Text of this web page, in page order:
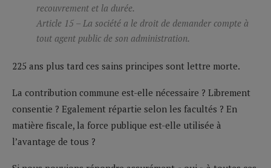
recouvrement et la durée.
Article 15 – La société a le droit de demander compte à
tout agent public de son administration.
225 ans plus tard ces sains principes sont lettre morte.
La contribution commune est-elle nécessaire ? Librement
consentie ? Egalement répartie selon les facultés ? En
matière fiscale, la force publique est-elle utilisée à
l’avantage de tous ?